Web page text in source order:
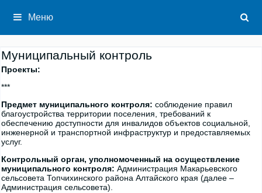
содержимому
Меню
Муниципальный контроль
Проекты:
***
Предмет муниципального контроля: соблюдение правил
благоустройства территории поселения, требований к
обеспечению доступности для инвалидов объектов социальной,
инженерной и транспортной инфраструктур и предоставляемых
услуг.
Контрольный орган, уполномоченный на осуществление
муниципального контроля: Администрация Макарьевского
сельсовета Топчихинского района Алтайского края (далее –
Администрация сельсовета).